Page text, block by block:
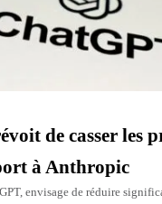
de casser les
à Anthropic
envisage de réduire